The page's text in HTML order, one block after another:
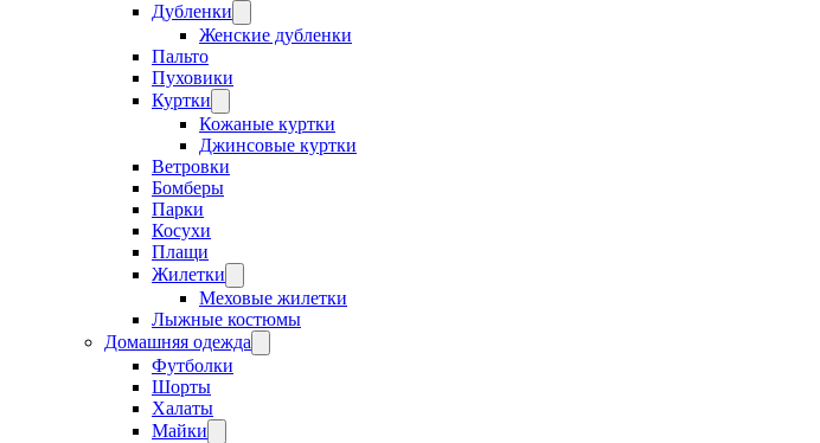
Дубленки
Женские дубленки
Пальто
Пуховики
Куртки
Кожаные куртки
Джинсовые куртки
Ветровки
Бомберы
Парки
Косухи
Плащи
Жилетки
Меховые жилетки
Лыжные костюмы
Домашняя одежда
Футболки
Шорты
Халаты
Майки